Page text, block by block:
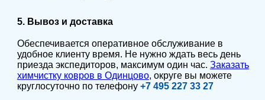
5. Вывоз и доставка
Обеспечивается оперативное обслуживание в
удобное клиенту время. Не нужно ждать весь день
приезда экспедиторов, максимум один час. Заказать
химчистку ковров в Одинцово, округе вы можете
круглосуточно по телефону +7 495 227 33 27